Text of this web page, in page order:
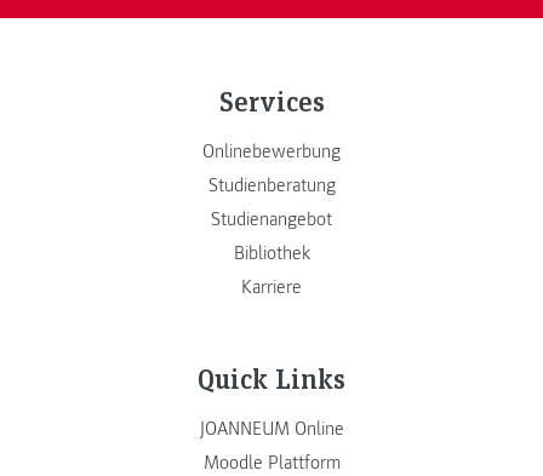
Services
Onlinebewerbung
Studienberatung
Studienangebot
Bibliothek
Karriere
Quick Links
JOANNEUM Online
Moodle Plattform